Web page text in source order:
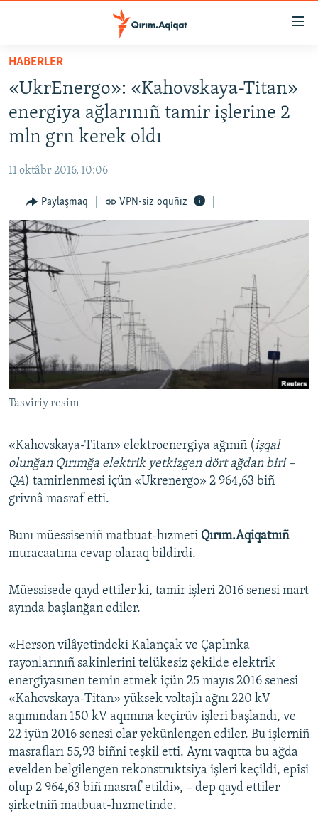
Esas
qaytmaq
Baş
navigatsiyağa
qaytmaq
Qıdıruvğa
HABERLER
İQTİSADİYAT
MEDENİYET
İNSAN AQLARI
VİDEO
SÜRET
BLOGLAR
FİKİR
Русский
Українською
QOŞULIÑIZ!
RFE/RS bütün saytları
HABERLER
«UkrEnergo»: «Kahovskaya-Titan»
energiya ağlarınıñ tamir işlerine 2
mln grn kerek oldı
11 oktâbr 2016, 10:06
Paylaşmaq VPN-siz oquñız
Tasviriy resim
«Kahovskaya-Titan» elektroenergiya ağınıñ (işqal
olunğan Qırımğa elektrik yetkizgen dört ağdan biri –
QA) tamirlenmesi içün «Ukrenergo» 2 964,63 biñ
grivnâ masraf etti.
Bunı müessiseniñ matbuat-hızmeti Qırım.Aqiqatnıñ
muracaatına cevap olaraq bildirdi.
Müessisede qayd ettiler ki, tamir işleri 2016 senesi mart
ayında başlanğan ediler.
«Herson vilâyetindeki Kalançak ve Çaplınka
rayonlarınıñ sakinlerini telükesiz şekilde elektrik
energiyasınen temin etmek içün 25 mayıs 2016 senesi
«Kahovskaya-Titan» yüksek voltajlı ağnı 220 kV
aqımından 150 kV aqımına keçirüv işleri başlandı, ve
22 iyün 2016 senesi olar yekünlengen ediler. Bu işlerniñ
masrafları 55,93 biñni teşkil etti. Aynı vaqıtta bu ağda
evelden belgilengen rekonstruktsiya işleri keçildi, episi
olup 2 964,63 biñ masraf etildi», – dep qayd ettiler
şirketniñ matbuat-hızmetinde.